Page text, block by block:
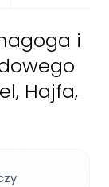
i
Hajfa,